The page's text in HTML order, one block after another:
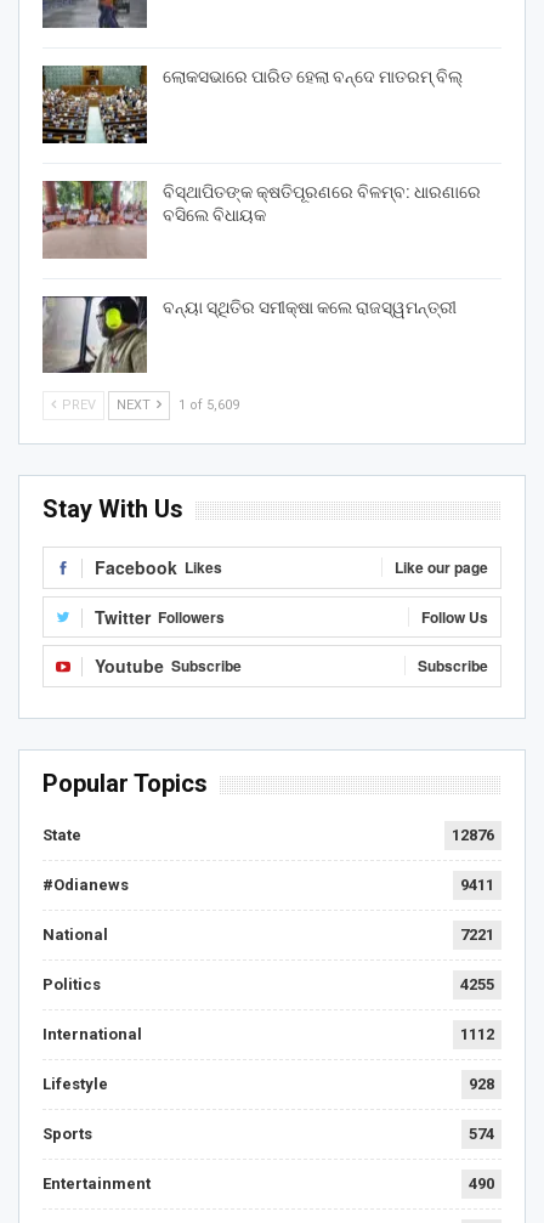
ଲୋକସଭାରେ ପାରିତ ହେଲା ବନ୍ଦେ ମାତରମ୍‌ ବିଲ୍‌
ବିସ୍ଥାପିତଙ୍କ କ୍ଷତିପୂରଣରେ ବିଳମ୍ବ: ଧାରଣାରେ
ବସିଲେ ବିଧାୟକ
ବନ୍ୟା ସ୍ଥିତିର ସମୀକ୍ଷା କଲେ ରାଜସ୍ୱମନ୍ତ୍ରୀ
PREV NEXT 1 of 5,609
Stay With Us
Facebook Likes Like our page
Twitter Followers Follow Us
Youtube Subscribe Subscribe
Popular Topics
State 12876
#Odianews 9411
National 7221
Politics 4255
International 1112
Lifestyle 928
Sports 574
Entertainment 490